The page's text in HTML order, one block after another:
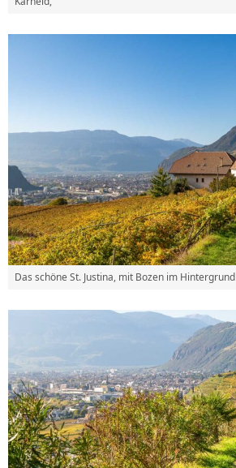
Das schöne St. Justina, mit Bozen im Hintergrund